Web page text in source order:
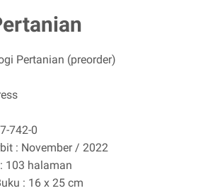
Pertanian (preorder)
742-0
: November / 2022
103 halaman
: 16 x 25 cm